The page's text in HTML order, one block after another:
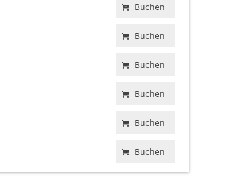
Buchen
Buchen
Buchen
Buchen
Buchen
Buchen